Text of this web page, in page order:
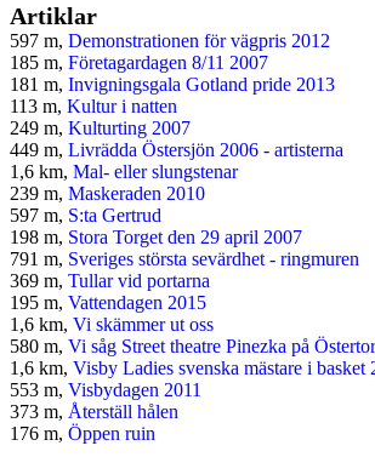
Artiklar
597 m, Demonstrationen för vägpris 2012
185 m, Företagardagen 8/11 2007
181 m, Invigningsgala Gotland pride 2013
113 m, Kultur i natten
249 m, Kulturting 2007
449 m, Livrädda Östersjön 2006 - artisterna
1,6 km, Mal- eller slungstenar
239 m, Maskeraden 2010
597 m, S:ta Gertrud
198 m, Stora Torget den 29 april 2007
791 m, Sveriges största sevärdhet - ringmuren
369 m, Tullar vid portarna
195 m, Vattendagen 2015
1,6 km, Vi skämmer ut oss
580 m, Vi såg Street theatre Pinezka på
1,6 km, Visby Ladies svenska mästare i basket
553 m, Visbydagen 2011
373 m, Återställ hålen
176 m, Öppen ruin